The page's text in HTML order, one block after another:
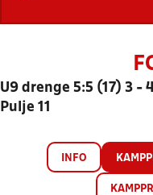
U9 drenge 5:5 (17) 3
Pulje 11
INFO